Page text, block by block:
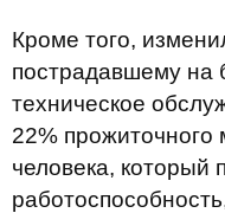
Кроме того,
пострадавшему на
техническое
22%
человека, который